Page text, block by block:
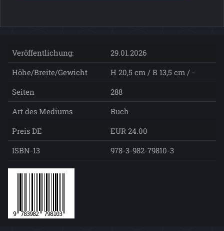
Veröffentlichung:
29.01.2026
Höhe/Breite/Gewicht
H 20,5 cm / B 13,5 cm / -
Seiten
288
Art des Mediums
Buch
Preis DE
EUR 24.00
ISBN-13
978-3-982-79810-3